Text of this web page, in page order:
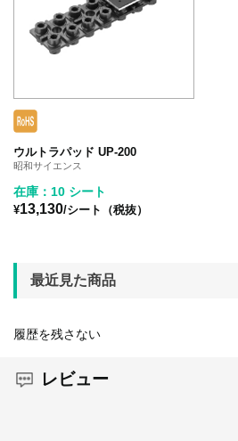
ウルトラパッド UP-200
昭和サイエンス
在庫：10 シート
¥13,130/シート（税抜）
最近見た商品
履歴を残さない
レビュー